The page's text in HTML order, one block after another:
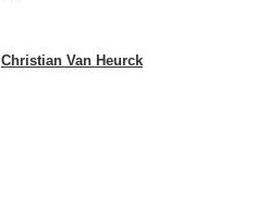
Christian Van Heurck